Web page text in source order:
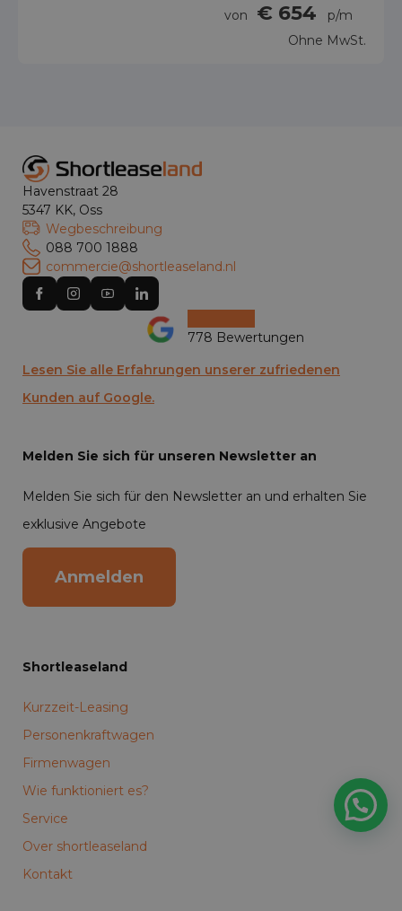
von
€ 654
p/m
Ohne MwSt.
Havenstraat 28
5347 KK, Oss
Wegbeschreibung
088 700 1888
commercie@shortleaseland.nl
778 Bewertungen
Lesen Sie alle Erfahrungen unserer zufriedenen
Kunden auf Google.
Melden Sie sich für unseren Newsletter an
Melden Sie sich für den Newsletter an und erhalten Sie
exklusive Angebote
Anmelden
Shortleaseland
Kurzzeit-Leasing
Personenkraftwagen
Firmenwagen
Wie funktioniert es?
Service
Over shortleaseland
Kontakt